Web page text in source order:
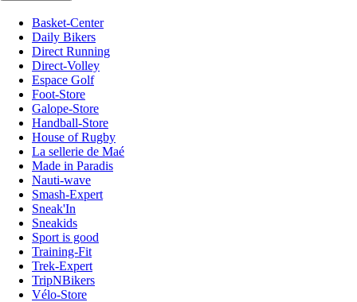
Basket-Center
Daily Bikers
Direct Running
Direct-Volley
Espace Golf
Foot-Store
Galope-Store
Handball-Store
House of Rugby
La sellerie de Maé
Made in Paradis
Nauti-wave
Smash-Expert
Sneak'In
Sneakids
Sport is good
Training-Fit
Trek-Expert
TripNBikers
Vélo-Store